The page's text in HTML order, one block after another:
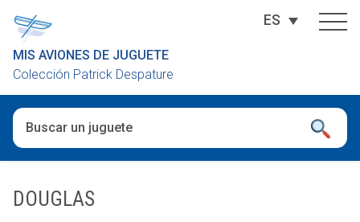
MIS AVIONES DE JUGUETE
Colección Patrick Despature
ES
DOUGLAS